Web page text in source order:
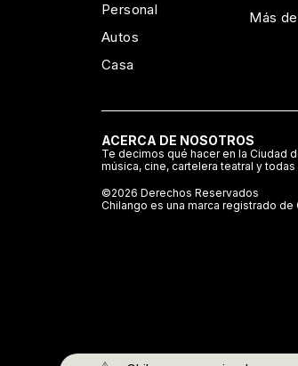
Personal
Autos
Casa
Más
ACERCA DE NOSOTROS
Te decimos qué hacer en la Ciudad
música, cine, cartelera teatral y
©2026 Derechos Reservados
Chilango es una marca registrado de